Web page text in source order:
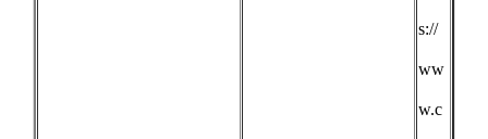
s://
ww
w.c